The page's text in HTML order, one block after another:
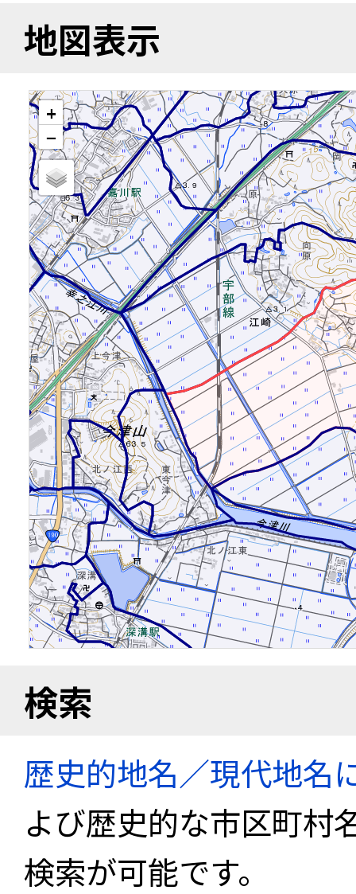
地図表示
+
−
検索
歴史的地名／現代地名
よび歴史的な市区町村
検索が可能です。